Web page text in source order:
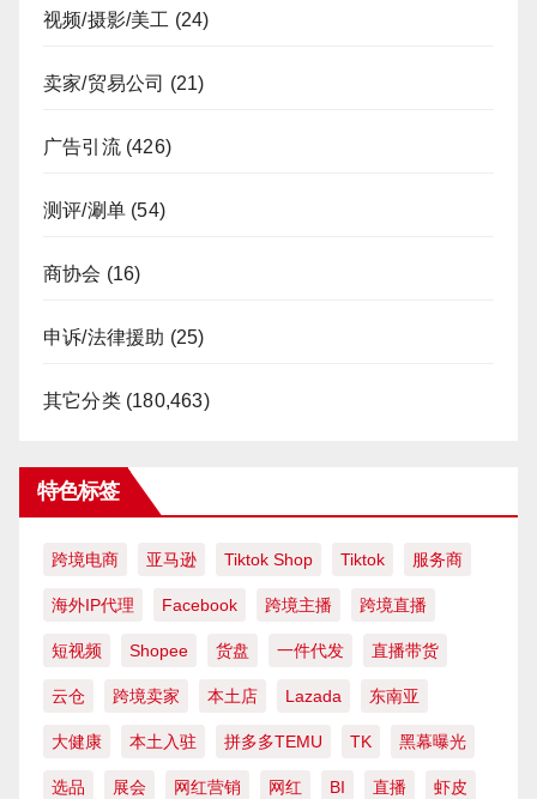
视频/摄影/美工 (24)
卖家/贸易公司 (21)
广告引流(426)
测评/涮单 (54)
商协会 (16)
申诉/法律援助 (25)
其它分类(180,463)
特色标签
跨境电商 亚马逊 Tiktok Shop Tiktok 服务商
海外IP代理 Facebook 跨境主播 跨境直播
短视频 Shopee 货盘 一件代发 直播带货
云仓 跨境卖家 本土店 Lazada 东南亚
大健康 本土入驻 拼多多TEMU TK 黑幕曝光
选品 展会 网红营销 网红 BI 直播 虾皮